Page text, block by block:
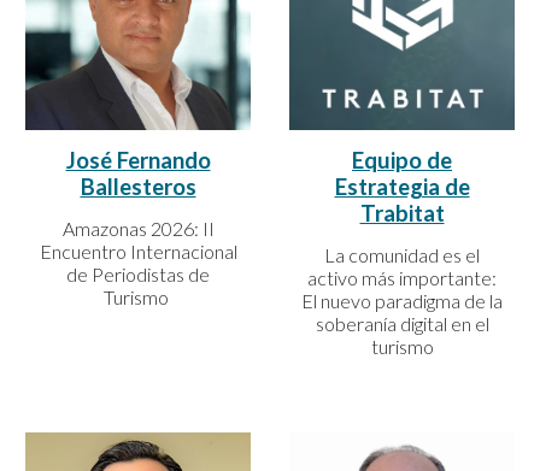
José Fernando
Ballesteros
Amazonas 2026: II
Encuentro Internacional
de Periodistas de
Turismo
Equipo de
Estrategia de
Trabitat
La comunidad es el
activo más importante:
El nuevo paradigma de la
soberanía digital en el
turismo